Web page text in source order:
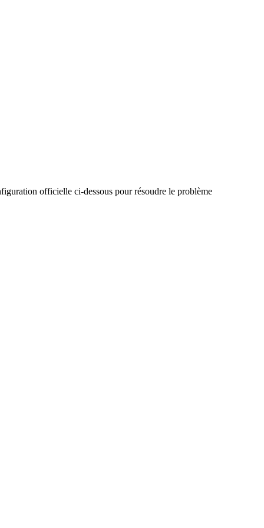
officielle ci-dessous pour résoudre le problème